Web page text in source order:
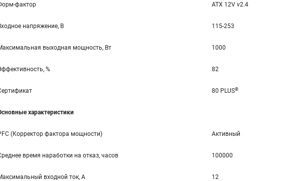
фактор ATX 12V v2.4
напряжение, В 115-253
выходная мощность, Вт 1000
% 82
80 PLUS®
характеристики
(Корректор фактора мощности) Активный
время наработки на отказ, часов 100000
входной ток, А 12